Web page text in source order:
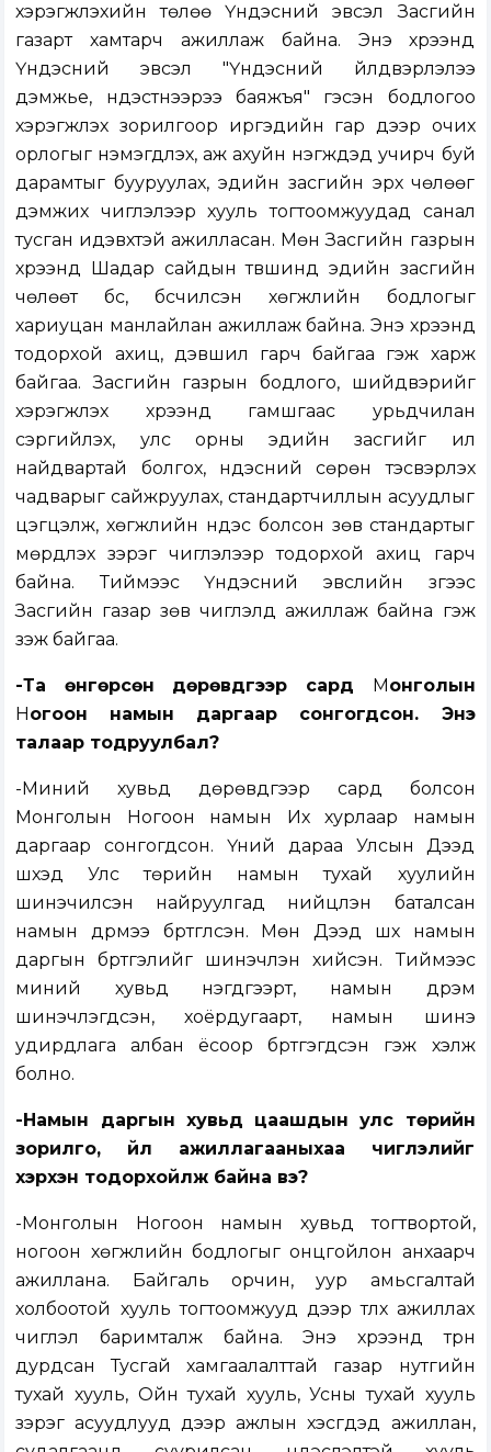
хэрэгжүүлэхийн төлөө Үндэсний эвсэл Засгийн
газарт хамтарч ажиллаж байна. Энэ хүрээнд
Үндэсний эвсэл "Үндэсний үйлдвэрлэлээ
дэмжье, үндэстнээрээ баяжъя" гэсэн бодлогоо
хэрэгжүүлэх зорилгоор иргэдийн гар дээр очих
орлогыг нэмэгдүүлэх, аж ахуйн нэгжүүдэд учирч буй
дарамтыг бууруулах, эдийн засгийн эрх чөлөөг
дэмжих чиглэлээр хууль тогтоомжуудад санал
тусган идэвхтэй ажилласан. Мөн Засгийн газрын
хүрээнд Шадар сайдын түвшинд эдийн засгийн
чөлөөт бүс, бүсчилсэн хөгжлийн бодлогыг
хариуцан манлайлан ажиллаж байна. Энэ хүрээнд
тодорхой ахиц, дэвшил гарч байгаа гэж харж
байгаа. Засгийн газрын бодлого, шийдвэрийг
хэрэгжүүлэх хүрээнд гамшгаас урьдчилан
сэргийлэх, улс орны эдийн засгийг илүү
найдвартай болгох, үндэсний сөрөн тэсвэрлэх
чадварыг сайжруулах, стандартчиллын асуудлыг
цэгцэлж, хөгжлийн үндэс болсон зөв стандартыг
мөрдүүлэх зэрэг чиглэлээр тодорхой ахиц гарч
байна. Тиймээс Үндэсний эвслийн зүгээс
Засгийн газар зөв чиглэлд ажиллаж байна гэж
үзэж байгаа.
-Та өнгөрсөн дөрөвдүгээр сард М онголын
Н огоон намын даргаар сонгогдсон. Энэ
талаар тодруулбал?
-Миний хувьд дөрөвдүгээр сард болсон
Монголын Ногоон намын Их хурлаар намын
даргаар сонгогдсон. Үүний дараа Улсын Дээд
шүүхэд Улс төрийн намын тухай хуулийн
шинэчилсэн найруулгад нийцүүлэн баталсан
намын дүрмээ бүртгүүлсэн. Мөн Дээд шүүх намын
даргын бүртгэлийг шинэчлэн хийсэн. Тиймээс
миний хувьд нэгдүгээрт, намын дүрэм
шинэчлэгдсэн, хоёрдугаарт, намын шинэ
удирдлага албан ёсоор бүртгэгдсэн гэж хэлж
болно.
-Намын даргын хувьд цаашдын улс төрийн
зорилго, үйл ажиллагааныхаа чиглэлийг
хэрхэн тодорхойлж байна вэ?
-Монголын Ногоон намын хувьд тогтвортой,
ногоон хөгжлийн бодлогыг онцгойлон анхаарч
ажиллана. Байгаль орчин, уур амьсгалтай
холбоотой хууль тогтоомжууд дээр түлхүү ажиллах
чиглэл баримталж байна. Энэ хүрээнд түрүүн
дурдсан Тусгай хамгаалалттай газар нутгийн
тухай хууль, Ойн тухай хууль, Усны тухай хууль
зэрэг асуудлууд дээр ажлын хэсгүүдэд ажиллан,